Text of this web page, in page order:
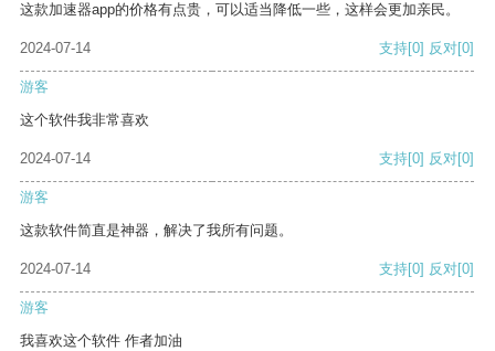
这款加速器app的价格有点贵，可以适当降低一些，这样会更加亲民。
2024-07-14 支持[0] 反对[0]
游客
这个软件我非常喜欢
2024-07-14 支持[0] 反对[0]
游客
这款软件简直是神器，解决了我所有问题。
2024-07-14 支持[0] 反对[0]
游客
我喜欢这个软件 作者加油